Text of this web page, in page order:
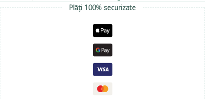
Plăți 100% securizate